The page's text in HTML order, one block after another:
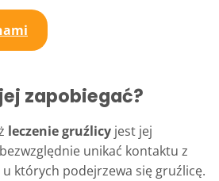
zapobiegać?
leczenie gruźlicy jest jej
unikać kontaktu z
których podejrzewa się gruźlicę.